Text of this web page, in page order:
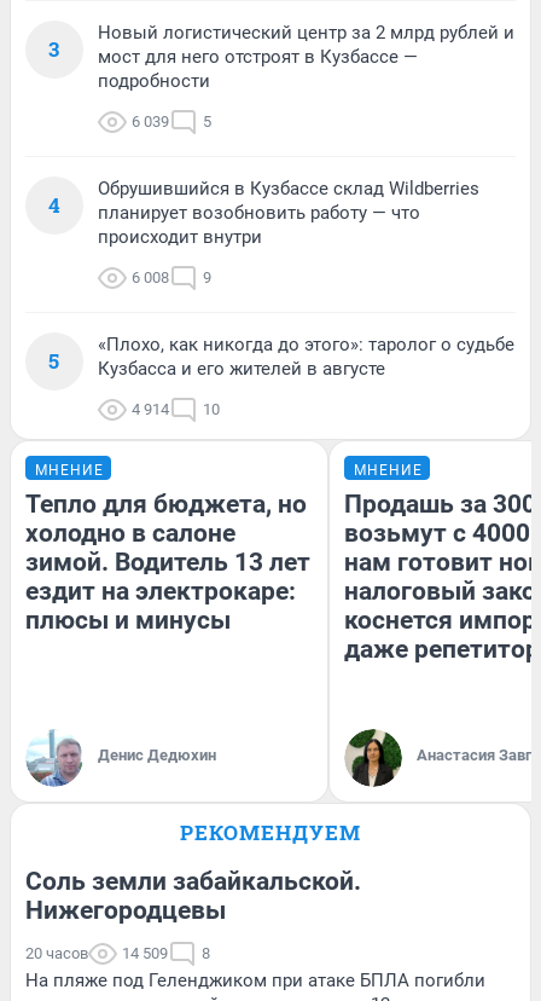
3
Новый логистический центр за 2 млрд рублей и
мост для него отстроят в Кузбассе —
подробности
6 039 5
4
Обрушившийся в Кузбассе склад Wildberries
планирует возобновить работу — что
происходит внутри
6 008 9
5
«Плохо, как никогда до этого»: таролог о судьбе
Кузбасса и его жителей в августе
4 914 10
МНЕНИЕ
Тепло для бюджета, но
холодно в салоне
зимой. Водитель 13 лет
ездит на электрокаре:
плюсы и минусы
Денис Дедюхин
МНЕНИЕ
Продашь за
возьмут с
нам готовит
налоговый
коснется
даже
Анастасия
РЕКОМЕНДУЕМ
Соль земли забайкальской.
Нижегородцевы
20 часов 14 509 8
На пляже под Геленджиком при атаке БПЛА погибли